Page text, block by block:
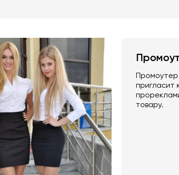
пригласит
товару.